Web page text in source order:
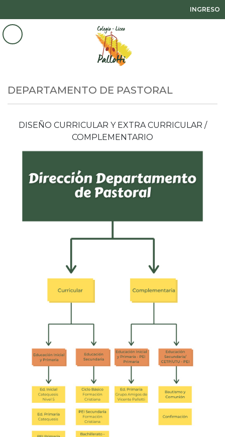
INGRESO
DEPARTAMENTO DE PASTORAL
DISEÑO CURRICULAR Y EXTRA CURRICULAR /
COMPLEMENTARIO